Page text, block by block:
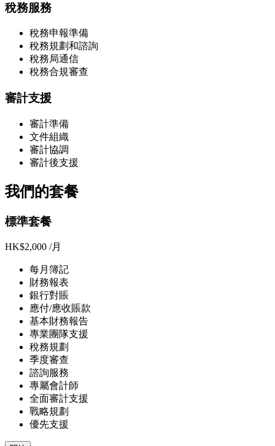
稅務服務
稅務申報準備
稅務規劃和諮詢
稅務局通信
稅務合規審查
審計支援
審計準備
文件組織
審計協調
審計後支援
我們的套餐
標準套餐
HK$2,000 /月
每月簿記
財務報表
銀行對賬
應付/應收賬款
基本財務報告
專業團隊支援
稅務規劃
季度審查
諮詢服務
專屬會計師
全面審計支援
戰略規劃
優先支援